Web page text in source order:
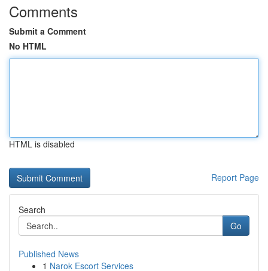
Comments
Submit a Comment
No HTML
HTML is disabled
Report Page
Search
Go
Published News
1 Narok Escort Services